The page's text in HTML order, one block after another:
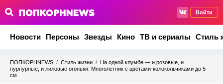
Войти
Новости Персоны Звезды Кино ТВ и сериалы Стиль
ПОПКОРНNEWS / Стиль жизни / На одной клумбе — и розовые, и
пурпурные, и лиловые огоньки. Многолетник с цветами-колокольчиками до 5
см